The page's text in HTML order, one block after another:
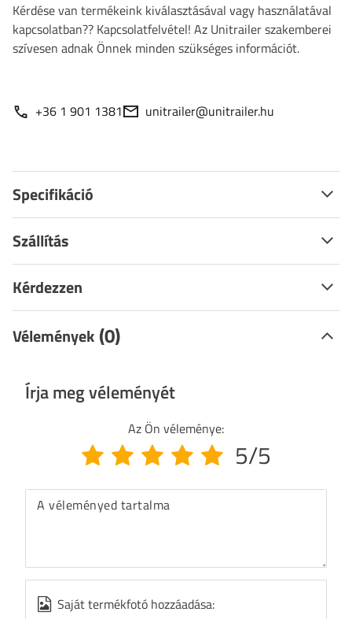
Kérdése van termékeink kiválasztásával vagy használatával
kapcsolatban?? Kapcsolatfelvétel! Az Unitrailer szakemberei
szívesen adnak Önnek minden szükséges információt.
+36 1 901 1381 unitrailer@unitrailer.hu
Specifikáció
Szállítás
Kérdezzen
Vélemények (0)
Írja meg véleményét
Az Ön véleménye:
5/5
A véleményed tartalma
Saját termékfotó hozzáadása: